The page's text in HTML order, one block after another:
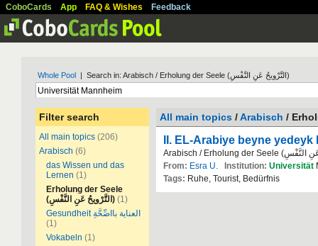
CoboCards App FAQ & Wishes Feedback
Whole Pool | Search in: Arabisch / Erholung der Seele (التَّرْويحُ عَنِ النَّفْسِ)
Filter search
All main topics (206)
Arabisch (6)
das Wissen und das
Lernen (1)
Erholung der Seele
(التَّرْويحُ عَنِ النَّفْسِ)
(1)
Gesundheit العناية بااصِّحَّةِ
(1)
Vokabeln (1)
All main topics /Arabisch
II. EL-Arabiye beyne yedeyk
From: Esra U. Institution: Universität
Tags: Ruhe, Tourist, Bedürfnis